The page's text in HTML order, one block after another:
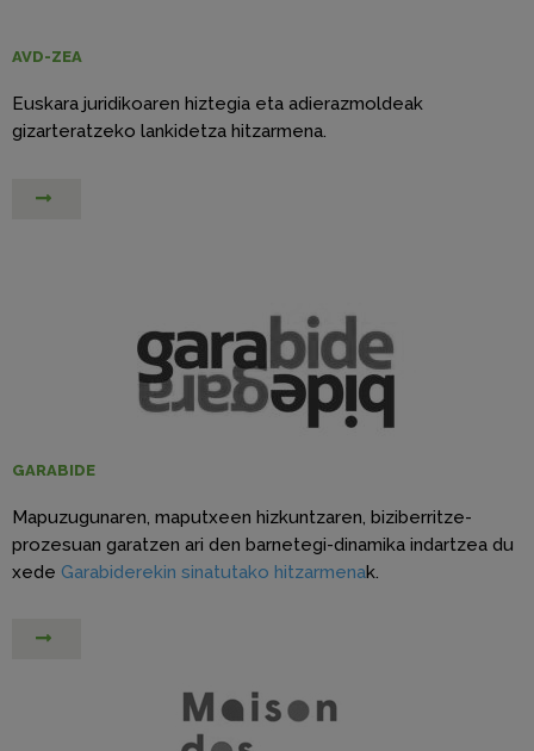
AVD-ZEA
Euskara juridikoaren hiztegia eta adierazmoldeak
gizarteratzeko lankidetza hitzarmena.
GARABIDE
Mapuzugunaren, maputxeen hizkuntzaren, biziberritze-
prozesuan garatzen ari den barnetegi-dinamika indartzea du
xede Garabiderekin sinatutako hitzarmenak.